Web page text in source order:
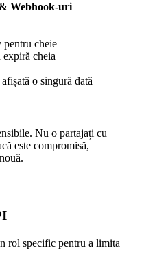
Webhook-uri
pentru cheie
expiră cheia
o singură dată
Nu o partajați cu
este compromisă,
rol specific pentru a limita